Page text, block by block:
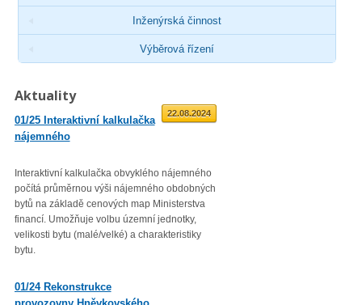
Inženýrská činnost
Výběrová řízení
Aktuality
01/25 Interaktivní kalkulačka
nájemného
01.09.2025
Interaktivní kalkulačka obvyklého nájemného
počítá průměrnou výši nájemného obdobných
bytů na základě cenových map Ministerstva
financí. Umožňuje volbu územní jednotky,
velikosti bytu (malé/velké) a charakteristiky
bytu.
01/24 Rekonstrukce
22.08.2024
02/23 Zveřejnění průměrné